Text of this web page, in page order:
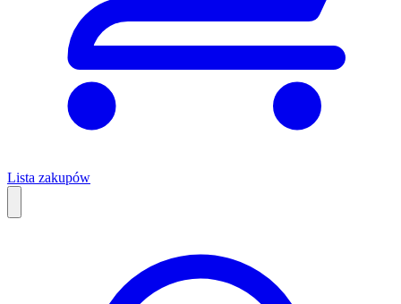
Lista zakupów